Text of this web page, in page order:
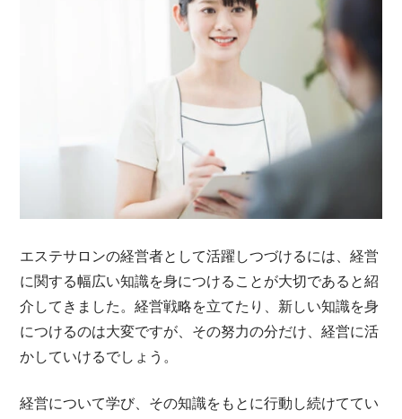
エステサロンの経営者として活躍しつづけるには、経営
に関する幅広い知識を身につけることが大切であると紹
介してきました。経営戦略を立てたり、新しい知識を身
につけるのは大変ですが、その努力の分だけ、経営に活
かしていけるでしょう。
経営について学び、その知識をもとに行動し続けててい